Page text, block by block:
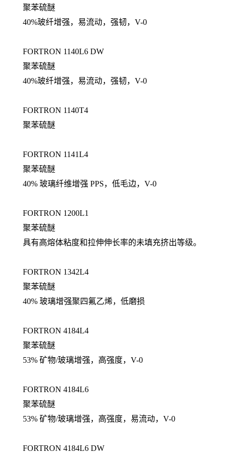
聚苯硫醚
40%玻纤增强，易流动，强韧，V-0
FORTRON 1140L6 DW
聚苯硫醚
40%玻纤增强，易流动，强韧，V-0
FORTRON 1140T4
聚苯硫醚
FORTRON 1141L4
聚苯硫醚
40% 玻璃纤维增强 PPS，低毛边，V-0
FORTRON 1200L1
聚苯硫醚
具有高熔体粘度和拉伸伸长率的未填充挤出等级。
FORTRON 1342L4
聚苯硫醚
40% 玻璃增强聚四氟乙烯，低磨损
FORTRON 4184L4
聚苯硫醚
53% 矿物/玻璃增强，高强度，V-0
FORTRON 4184L6
聚苯硫醚
53% 矿物/玻璃增强，高强度，易流动，V-0
FORTRON 4184L6 DW